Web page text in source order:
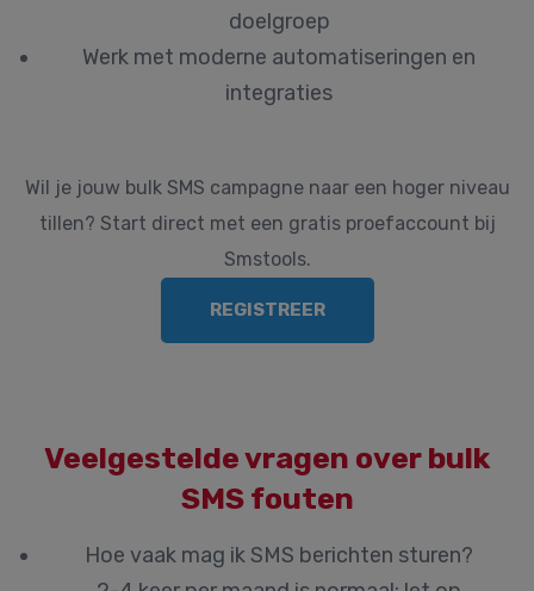
doelgroep
Werk met moderne automatiseringen en
integraties
Wil je jouw bulk SMS campagne naar een hoger niveau
tillen? Start direct met een gratis proefaccount bij
Smstools.
REGISTREER
Veelgestelde vragen over bulk
SMS fouten
Hoe vaak mag ik SMS berichten sturen?